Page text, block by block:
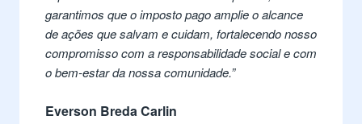
imposto devido. Ao incentivar essa prática,
garantimos que o imposto pago amplie o alcance
de ações que salvam e cuidam, fortalecendo nosso
compromisso com a responsabilidade social e com